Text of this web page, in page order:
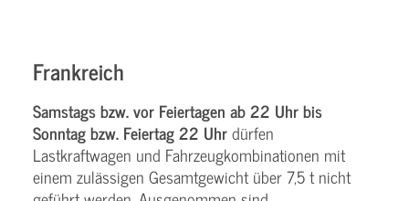
Frankreich
Samstags bzw. vor Feiertagen ab 22 Uhr bis
Sonntag bzw. Feiertag 22 Uhrdürfen
Lastkraftwagen und Fahrzeugkombinationen mit
einem zulässigen Gesamtgewicht über 7,5 t nicht